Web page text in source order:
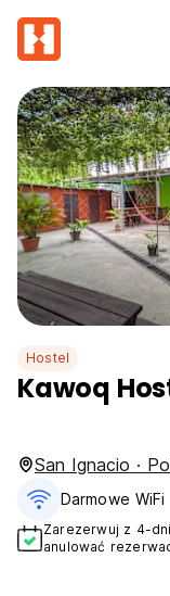
Hostel
Kawoq
San Ignacio ·
Darmowe WiFi
Zarezerwuj z 4-
anulować